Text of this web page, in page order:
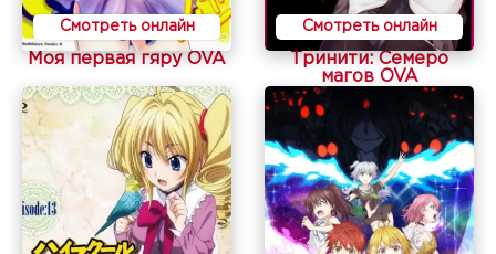
Смотреть онлайн
Моя первая гяру OVA
Смотреть онлайн
Тринити: Семеро
магов OVA